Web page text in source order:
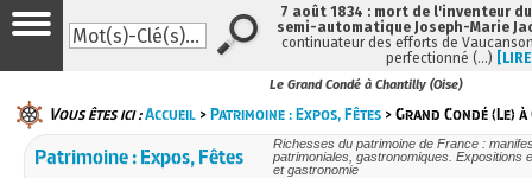
Le Grand Condé à Chantilly (Oise)
Vous êtes ici :Accueil >Patrimoine : Expos, Fêtes > Grand Condé (Le)
Patrimoine : Expos, Fêtes
Richesses du patrimoine de France :
patrimoniales, gastronomiques. Expositions
et gastronomie
7 août 1834 : mort de l'inventeur
semi-automatique Joseph-Marie
continuateur des efforts de
perfectionné (…)